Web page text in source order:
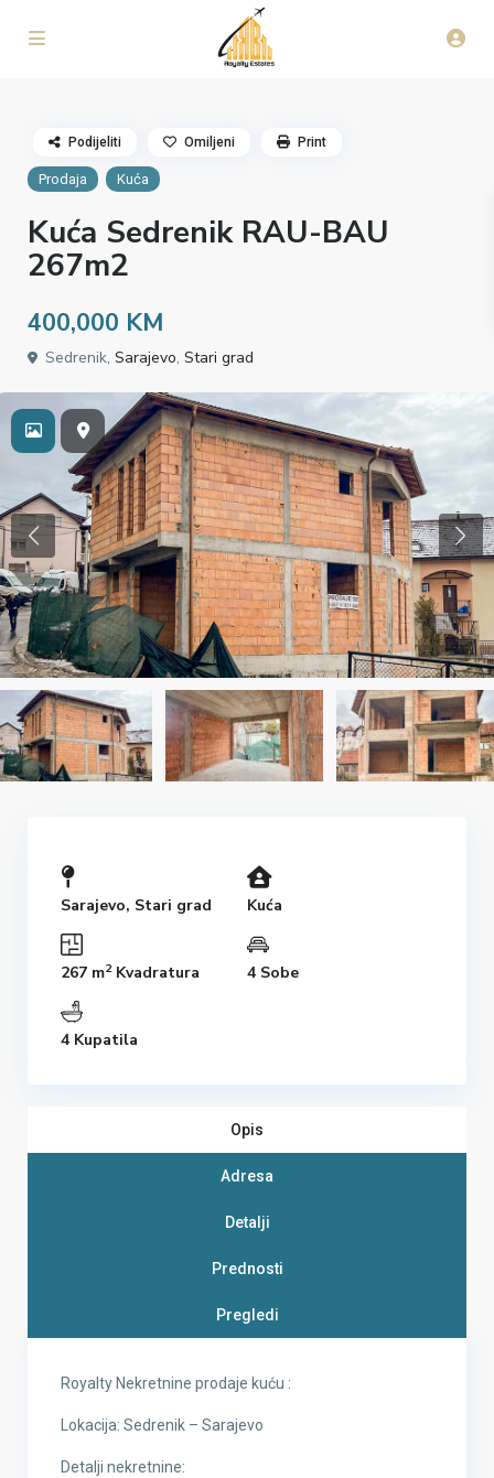
Prodaja Kuća
Kuća Sedrenik RAU-BAU
267m2
400,000 KM
Sedrenik,Sarajevo,Stari grad
Podijeliti Omiljeni Print
Sarajevo, Stari grad Kuća
267 m2Kvadratura 4 Sobe
4 Kupatila
Opis
Adresa
Detalji
Prednosti
Pregledi
Royalty Nekretnine prodaje kuću :
Lokacija: Sedrenik – Sarajevo
Detalji nekretnine: